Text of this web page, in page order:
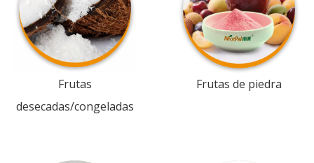
Frutas
desecadas/congeladas
Frutas de piedra